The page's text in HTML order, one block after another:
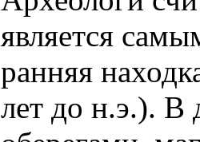
является
ранняя
лет до н.э.). В